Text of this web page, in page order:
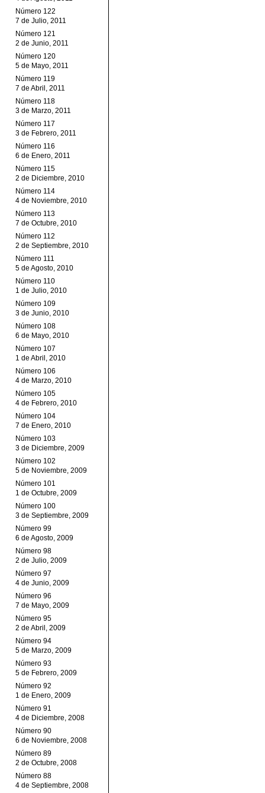
Número 122
7 de Julio, 2011
Número 121
2 de Junio, 2011
Número 120
5 de Mayo, 2011
Número 119
7 de Abril, 2011
Número 118
3 de Marzo, 2011
Número 117
3 de Febrero, 2011
Número 116
6 de Enero, 2011
Número 115
2 de Diciembre, 2010
Número 114
4 de Noviembre, 2010
Número 113
7 de Octubre, 2010
Número 112
2 de Septiembre, 2010
Número 111
5 de Agosto, 2010
Número 110
1 de Julio, 2010
Número 109
3 de Junio, 2010
Número 108
6 de Mayo, 2010
Número 107
1 de Abril, 2010
Número 106
4 de Marzo, 2010
Número 105
4 de Febrero, 2010
Número 104
7 de Enero, 2010
Número 103
3 de Diciembre, 2009
Número 102
5 de Noviembre, 2009
Número 101
1 de Octubre, 2009
Número 100
3 de Septiembre, 2009
Número 99
6 de Agosto, 2009
Número 98
2 de Julio, 2009
Número 97
4 de Junio, 2009
Número 96
7 de Mayo, 2009
Número 95
2 de Abril, 2009
Número 94
5 de Marzo, 2009
Número 93
5 de Febrero, 2009
Número 92
1 de Enero, 2009
Número 91
4 de Diciembre, 2008
Número 90
6 de Noviembre, 2008
Número 89
2 de Octubre, 2008
Número 88
4 de Septiembre, 2008